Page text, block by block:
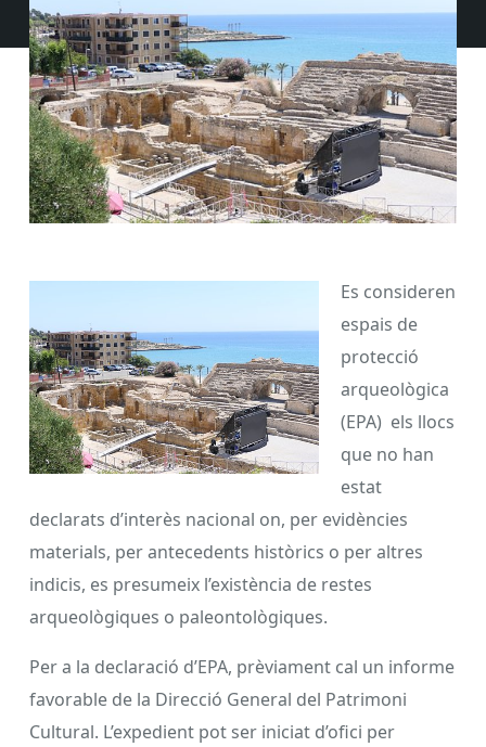
Es consideren
espais de
protecció
arqueològica
(EPA) els llocs
que no han
estat
declarats d’interès nacional on, per evidències
materials, per antecedents històrics o per altres
indicis, es presumeix l’existència de restes
arqueològiques o paleontològiques.
Per a la declaració d’EPA, prèviament cal un informe
favorable de la Direcció General del Patrimoni
Cultural. L’expedient pot ser iniciat d’ofici per